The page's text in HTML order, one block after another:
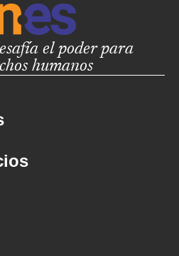
el poder para
humanos